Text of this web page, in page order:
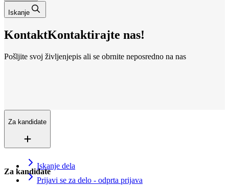
Iskanje
KontaktKontaktirajte nas!
Pošljite svoj življenjepis ali se obrnite neposredno na nas
Za kandidate
Iskanje dela
Prijavi se za delo - odprta prijava
Za kandidate